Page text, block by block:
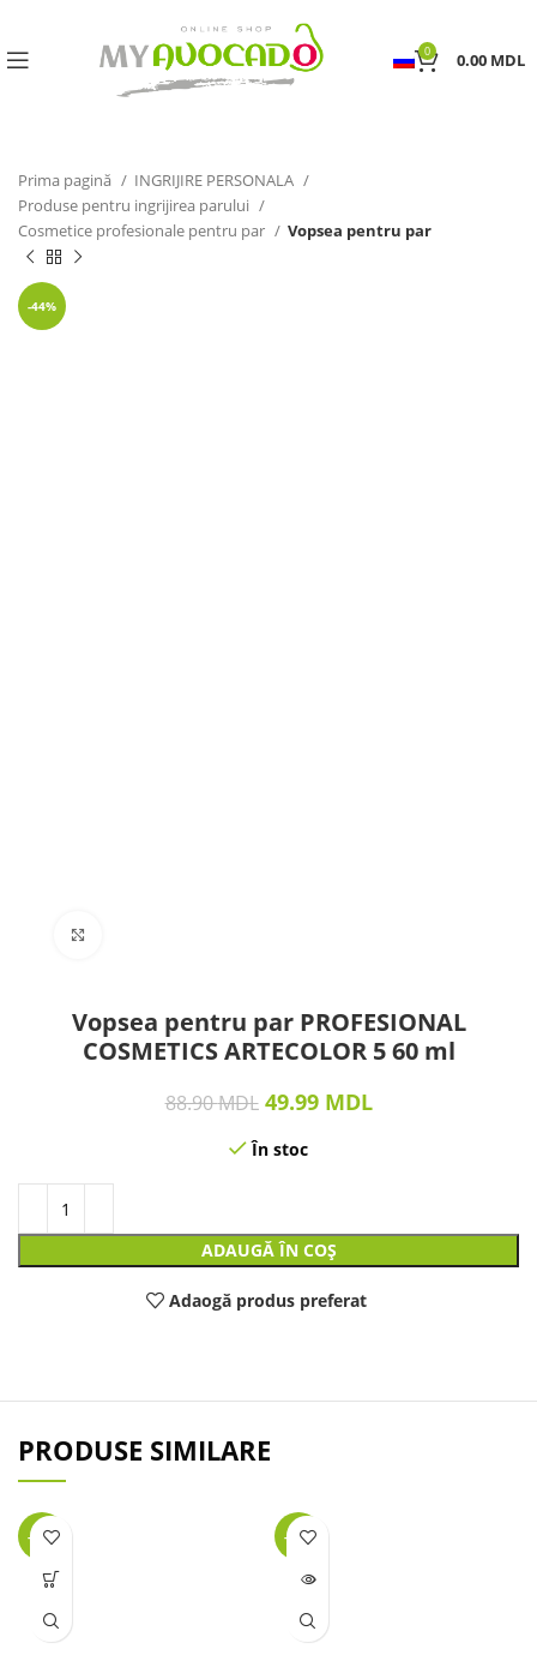
0 0.00 MDL
Prima pagină
INGRIJIRE PERSONALA
Produse pentru ingrijirea parului
Cosmetice profesionale pentru par
Vopsea pentru par
-44%
Vopsea pentru par PROFESIONAL
COSMETICS ARTECOLOR 5 60 ml
88.90MDL 49.99 MDL
În stoc
ADAUGĂ ÎN COȘ
Adaogă produs preferat
PRODUSE SIMILARE
-34% -25%
LIPSĂ